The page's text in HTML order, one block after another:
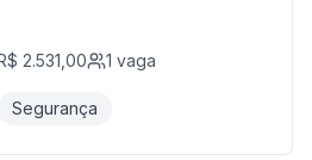
2.531,00 1 vaga
Segurança